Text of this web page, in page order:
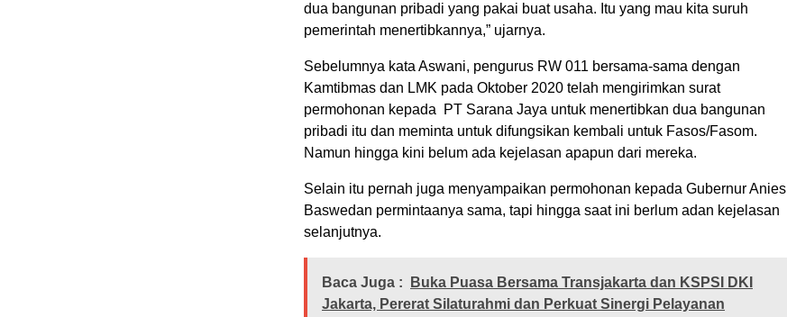
dua bangunan pribadi yang pakai buat usaha. Itu yang mau kita suruh
pemerintah menertibkannya,” ujarnya.
Sebelumnya kata Aswani, pengurus RW 011 bersama-sama dengan
Kamtibmas dan LMK pada Oktober 2020 telah mengirimkan surat
permohonan kepada PT Sarana Jaya untuk menertibkan dua bangunan
pribadi itu dan meminta untuk difungsikan kembali untuk Fasos/Fasom.
Namun hingga kini belum ada kejelasan apapun dari mereka.
Selain itu pernah juga menyampaikan permohonan kepada Gubernur Anies
Baswedan permintaanya sama, tapi hingga saat ini berlum adan kejelasan
selanjutnya.
Baca Juga :
Buka Puasa Bersama Transjakarta dan KSPSI DKI
Jakarta, Pererat Silaturahmi dan Perkuat Sinergi Pelayanan